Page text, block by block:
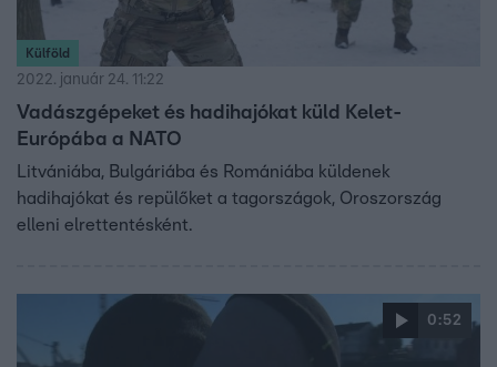
Külföld
2022. január 24. 11:22
Vadászgépeket és hadihajókat küld Kelet-
Európába a NATO
Litvániába, Bulgáriába és Romániába küldenek
hadihajókat és repülőket a tagországok, Oroszország
elleni elrettentésként.
0:52